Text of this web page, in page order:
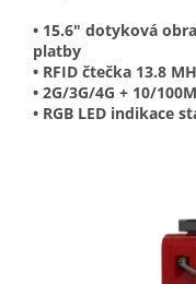
• 15.6" dotyková
platby
• RFID čtečka 13.8
• 2G/3G/4G + 10/
• RGB LED indikace